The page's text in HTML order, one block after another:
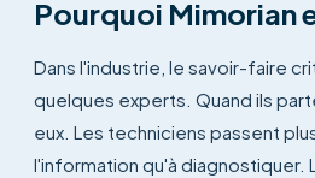
Pourquoi Mimorian
Dans l'industrie, le savoir-faire
quelques experts. Quand ils
eux. Les techniciens passent
l'information qu'à diagnostiquer.